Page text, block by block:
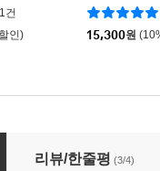
건
인) 15,300원
이야기
리뷰/한줄평 (3/4)